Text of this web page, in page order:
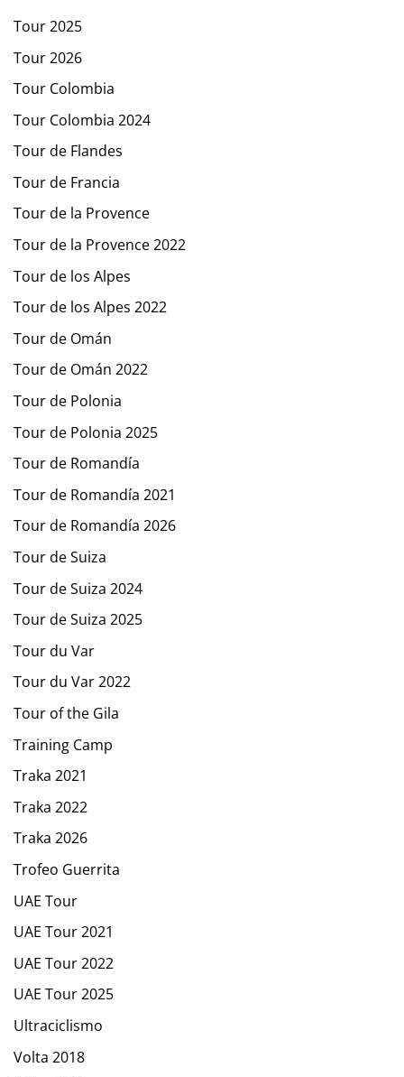
Tour 2025
Tour 2026
Tour Colombia
Tour Colombia 2024
Tour de Flandes
Tour de Francia
Tour de la Provence
Tour de la Provence 2022
Tour de los Alpes
Tour de los Alpes 2022
Tour de Omán
Tour de Omán 2022
Tour de Polonia
Tour de Polonia 2025
Tour de Romandía
Tour de Romandía 2021
Tour de Romandía 2026
Tour de Suiza
Tour de Suiza 2024
Tour de Suiza 2025
Tour du Var
Tour du Var 2022
Tour of the Gila
Training Camp
Traka 2021
Traka 2022
Traka 2026
Trofeo Guerrita
UAE Tour
UAE Tour 2021
UAE Tour 2022
UAE Tour 2025
Ultraciclismo
Volta 2018